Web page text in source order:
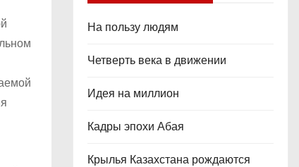
На пользу людям
Четверть века в движении
Идея на миллион
Кадры эпохи Абая
Крылья Казахстана рождаются